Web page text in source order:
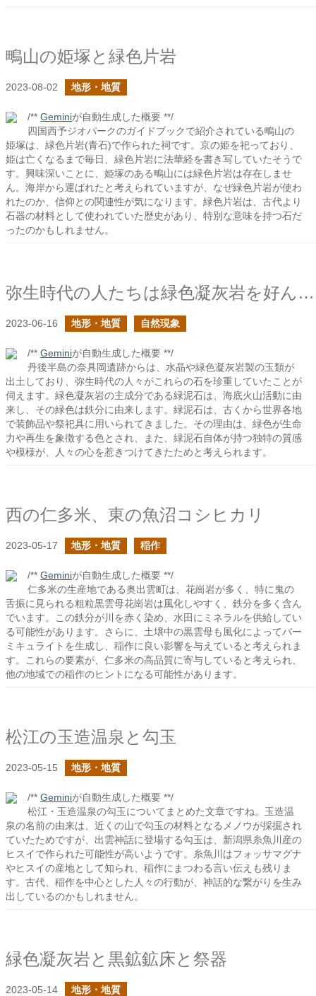
鴫山の姫塚と緑色片岩
2023-08-02 地形・地質
/** Geminiが自動生成した概要 **/
四国西予ジオパークのガイドブックで紹介されている鴫山の
姫塚は、緑色片岩(青石)で作られた祠です。京の姫を祀っており、
姫は亡くなるまで毎日、緑色片岩に法華経を書き写していたそうで
す。興味深いことに、姫塚のある鴫山には緑色片岩は存在しませ
ん。海岸から運ばれたと考えられていますが、なぜ緑色片岩が使わ
れたのか、信仰との関連性が気になります。緑色片岩は、古代より
石器の材料として使われていた歴史があり、特別な意味を持つ石だ
ったのかもしれません。
弥生時代の人たちは緑色凝灰岩を好んだか？
2023-06-16 地形・地質 自然現象
/** Geminiが自動生成した概要 **/
丹後半島の奈具岡遺跡からは、水晶や緑色凝灰岩製の玉類が
出土しており、弥生時代の人々がこれらの石を珍重していたことが
伺えます。緑色凝灰岩の主成分である緑泥石は、海底火山活動に由
来し、その緑色は鉄分に由来します。緑泥石は、古くから世界各地
で装飾品や祭祀具に用いられてきました。その理由は、緑色が生命
力や再生を象徴する色とされ、また、緑泥石自体が持つ独特の質感
や模様が、人々の心を惹きつけてきたためと考えられます。
西の仁多米、東の魚沼コシヒカリ
2023-05-17 地形・地質 稲作
/** Geminiが自動生成した概要 **/
仁多米の生産地である奥出雲町は、花崗岩が多く、特に鬼の
舌振に見られる粗粒黒雲母花崗岩は風化しやすく、鉄分を多く含ん
でいます。この鉄分が川を赤く染め、水田にミネラルを供給してい
る可能性があります。さらに、土壌中の黒雲母も風化によってバー
ミキュライトを生成し、稲作に良い影響を与えていると考えられま
す。これらの要素が、仁多米の高品質に寄与していると考えられ、
他の地域での稲作のヒントになる可能性があります。
松江の玉造温泉と勾玉
2023-05-15 地形・地質
/** Geminiが自動生成した概要 **/
松江・玉造温泉の勾玉についてまとめた文章ですね。玉造温
泉の名前の由来は、近くの山で勾玉の材料となるメノウが採掘され
ていたためですが、出雲神話に登場する勾玉は、新潟県糸魚川産の
ヒスイで作られた可能性が高いようです。糸魚川はフォッサマグナ
やヒスイの産地として知られ、稲作にまつわる言い伝えも残りま
す。古代、稲作を中心とした人々の行動が、神話的な繋がりを生み
出しているのかもしれません。
緑色凝灰岩と黒鉱鉱床と祭器
2023-05-14 地形・地質